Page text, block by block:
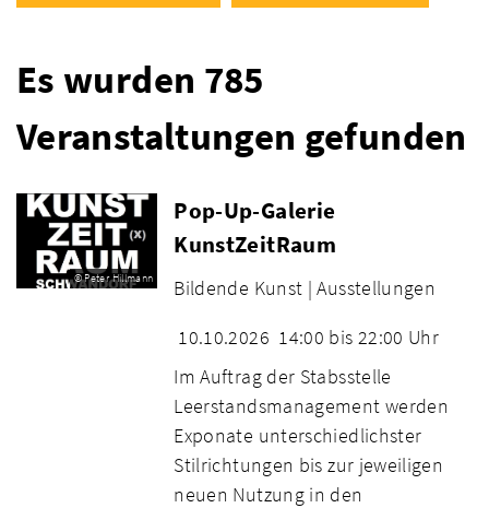
Es wurden 785
Veranstaltungen gefunden
© Peter Hillmann
Pop-Up-Galerie
KunstZeitRaum
Bildende Kunst | Ausstellungen
10.10.2026 14:00 bis 22:00 Uhr
Im Auftrag der Stabsstelle
Leerstandsmanagement werden
Exponate unterschiedlichster
Stilrichtungen bis zur jeweiligen
neuen Nutzung in den